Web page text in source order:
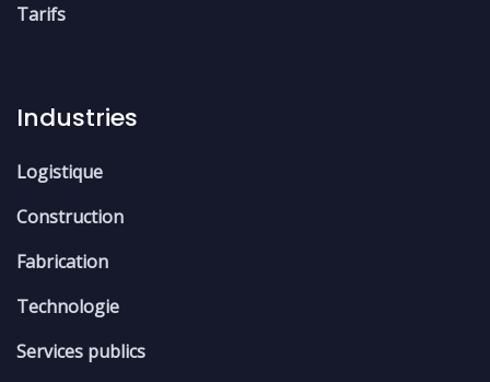
Tarifs
Industries
Logistique
Construction
Fabrication
Technologie
Services publics